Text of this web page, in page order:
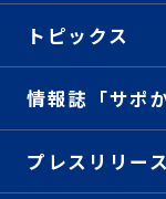
トピックス
情報誌「サポか
プレスリリース